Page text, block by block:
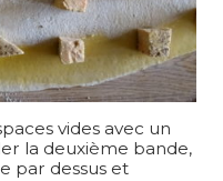
vides avec un
la deuxième bande,
par dessus et